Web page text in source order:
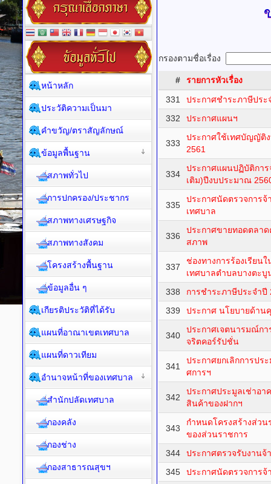
กรองตามชื่อเรื่อง
#
รายการหัวเรื่อง
331
ประกาศชำระภาษีประ
332
ประกาศแผนฯ
333
ประกาศใช้เทศบัญญัติ
2561
334
ประกาศแผนปฏิบัติการ
เติม)ปีงบประมาณ
335
ประกาศนัดตรวจการจ้
เทศบาล
336
ประกาศขายทอดตลา
สภาพ
337
ช่องทางการร้องเรียน
เทศบาลตำบลบางตะบู
338
การชำระภาษีประจำปี
339
ประกาศ นโยบายด้าน
340
ประกาศเจตนารมณ์ก
จริตคอร์รัปชั่น
341
ประกาศยกเลิกการปร
ศการฯ
342
ประกาศประมูลเช่าอา
สินค้าของฝากฯ
343
กำหนดโครงสร้างส่ว
ของส่วนราชการ
344
ประกาศตรวจรับงานจ้
345
ประกาศนัดตรวจการจ้
หน้าหลัก
ประวัติความเป็นมา
คำขวัญ/ตราสัญลักษณ์
ข้อมูลพื้นฐาน
สภาพทั่วไป
การปกครอง/ประชากร
สภาพทางเศรษฐกิจ
สภาพทางสังคม
โครงสร้างพื้นฐาน
ข้อมูลอื่น ๆ
เกียรติประวัติที่ได้รับ
แผนที่อาณาเขตเทศบาล
แผนที่ดาวเทียม
อำนาจหน้าที่ของเทศบาล
สำนักปลัดเทศบาล
กองคลัง
กองช่าง
กองสาธารณสุขฯ